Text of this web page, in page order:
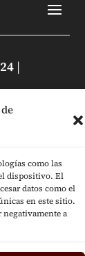
como las
dispositivo. El
datos como el
en este sitio.
a
|